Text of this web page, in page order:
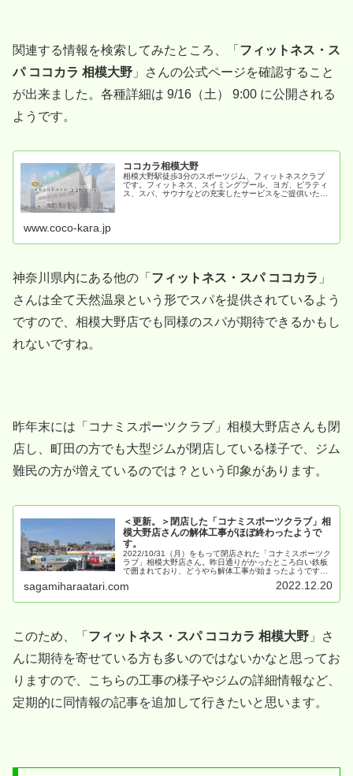
関連する情報を検索してみたところ、「 フィットネス・ス
パ ココカラ 相模大野 」さんの公式ページを確認すること
が出来ました。各種詳細は 9/16（土） 9:00 に公開される
ようです。
ココカラ相模大野
相模大野駅徒歩3分のスポーツジム、フィットネスクラブ
です。フィットネス、スイミングプール、ヨガ、ピラティ
ス、スパ、サウナなどの充実したサービスをご提供いたし
www.coco-kara.jp
神奈川県内にある他の「 フィットネス・スパ ココカラ 」
さんは全て天然温泉という形でスパを提供されているよう
ですので、相模大野店でも同様のスパが期待できるかもし
れないですね。
昨年末には「コナミスポーツクラブ」相模大野店さんも閉
店し、町田の方でも大型ジムが閉店している様子で、ジム
難民の方が増えているのでは？という印象があります。
＜更新。＞閉店した「コナミスポーツクラブ」相
模大野店さんの解体工事がほぼ終わったようで
す。
2022/10/31（月）をもって閉店された「コナミスポーツク
ラブ」相模大野店さん。昨日通りがかったところ白い鉄板
で囲まれており、どうやら解体工事が始まったようです。
sagamiharaatari.com 2022.12.20
このため、「 フィットネス・スパ ココカラ 相模大野 」さ
んに期待を寄せている方も多いのではないかなと思ってお
りますので、こちらの工事の様子やジムの詳細情報など、
定期的に同情報の記事を追加して行きたいと思います。